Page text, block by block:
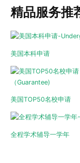
精品服务推
美国本科申请
美国TOP50名校申请
全程学术辅导一学年